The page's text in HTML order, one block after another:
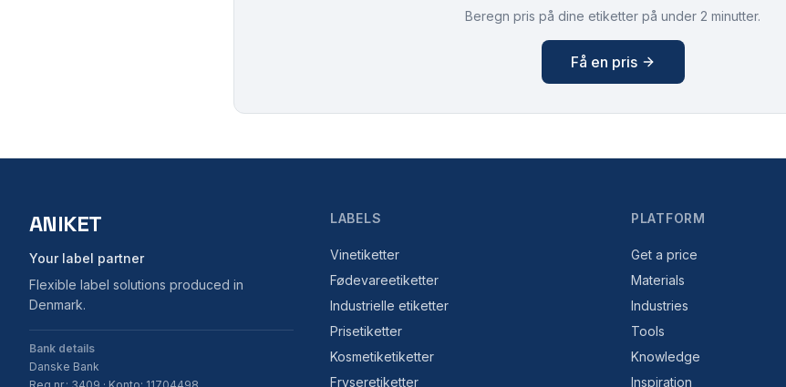
Beregn pris på dine etiketter på under 2 minutter.
Få en pris
ANIKET
Your label partner
Flexible label solutions produced in
Denmark.
Bank details
Danske Bank
LABELS
Vinetiketter
Fødevareetiketter
Industrielle etiketter
Prisetiketter
Kosmetiketiketter
Fryseretiketter
PLATFORM
Get a price
Materials
Industries
Tools
Knowledge
Inspiration